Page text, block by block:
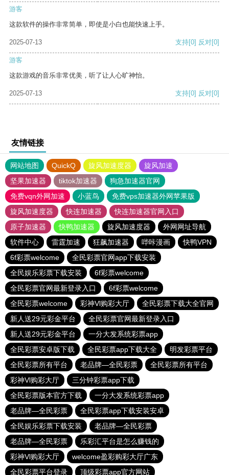
游客
这款软件的操作非常简单，即使是小白也能快速上手。
2025-07-13 支持[0] 反对[0]
游客
这款游戏的音乐非常优美，听了让人心旷神怡。
2025-07-13 支持[0] 反对[0]
友情链接
网站地图 QuickQ 旋风加速度器
旋风加速
坚果加速器
tiktok加速器
狗急加速器官网
免费vqn外网加速
小蓝鸟
免费vps加速器外网苹果版
旋风加速度器
快连加速器
快连加速器官网入口
原子加速器
快鸭加速器 旋风加速度器
外网网址导航
软件中心
雷霆加速 狂飙加速器 哔咔漫画
快鸭VPN
6f彩票welcome
全民彩票官网app下载安装
全民娱乐彩票下载安装
6f彩票welcome
全民彩票官网最新登录入口
6f彩票welcome
全民彩票welcome
彩神Vl购彩大厅
全民彩票下载大全官网
新人送29元彩金平台
全民彩票官网最新登录入口
新人送29元彩金平台
一分大发系统彩票app
全民彩票安卓版下载
全民彩票app下载大全
明发彩票平台
全民彩票所有平台
老品牌—全民彩票
全民彩票所有平台
彩神Vl购彩大厅
三分钟彩票app下载
全民彩票版本官方下载
一分大发系统彩票app
老品牌—全民彩票
全民彩票app下载安装安卓
全民娱乐彩票下载安装
老品牌—全民彩票
老品牌—全民彩票
乐彩汇平台是怎么赚钱的
彩神Vl购彩大厅
welcome盈彩购彩大厅广东
全民彩票平台登录
顶级彩票app官方网站